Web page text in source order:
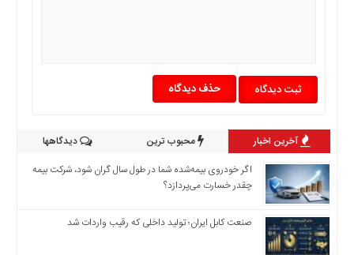
حذف دیدگاه
آخرین اخبار محبوب ترین
دیدگاهها
اگر خودروی بیمه‌شده شما در طول سال گران شود، شرکت بیمه
چقدر خسارت می‌پردازد؟
صنعت کابل ایران؛ تولید داخلی که رقیب واردات شد